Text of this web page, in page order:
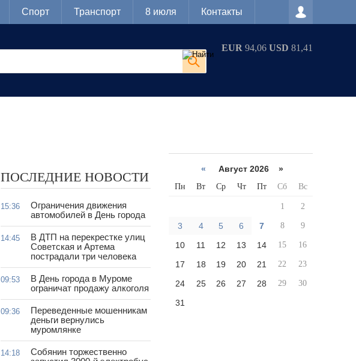
Спорт Транспорт 8 июля Контакты
EUR 94,06 USD 81,41
ПОСЛЕДНИЕ НОВОСТИ
15:36
Ограничения движения
автомобилей в День города
14:45
В ДТП на перекрестке улиц
Советская и Артема
пострадали три человека
09:53
В День города в Муроме
ограничат продажу алкоголя
09:36
Переведенные мошенникам
деньги вернулись
муромлянке
14:18
Собянин торжественно
« Август 2026 »
Пн Вт Ср Чт Пт Сб Вс
1 2
3 4 5 6 7 8 9
10 11 12 13 14 15 16
17 18 19 20 21 22 23
24 25 26 27 28 29 30
31